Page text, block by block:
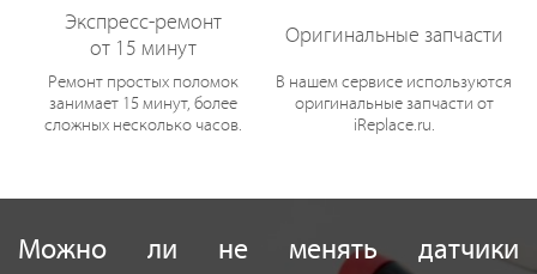
Экспресс-ремонт
от 15 минут
Ремонт простых поломок
занимает 15 минут, более
сложных несколько часов.
Оригинальные запчасти
В нашем сервисе используются
оригинальные запчасти от
iReplace.ru.
Можно ли не менять датчики